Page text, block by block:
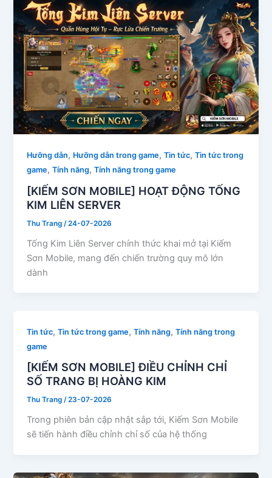
Hưỡng dẫn, Hưỡng dẫn trong game,Tin tức,Tin tức trong
game,Tính năng,Tính năng trong game
[KIẾM SƠN MOBILE] HOẠT ĐỘNG TỐNG
KIM LIÊN SERVER
Thu Trang /24-07-2026
Tống Kim Liên Server chính thức khai mở tại Kiếm
Sơn Mobile, mang đến chiến trường quy mô lớn
dành
Tin tức,Tin tức trong game,Tính năng,Tính năng trong
game
[KIẾM SƠN MOBILE] ĐIỀU CHỈNH CHỈ
SỐ TRANG BỊ HOÀNG KIM
Thu Trang/23-07-2026
Trong phiên bản cập nhật sắp tới, Kiếm Sơn Mobile
sẽ tiến hành điều chỉnh chỉ số của hệ thống